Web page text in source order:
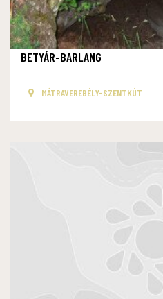
BETYÁR-BARLANG
MÁTRAVEREBÉLY-SZENTKÚT